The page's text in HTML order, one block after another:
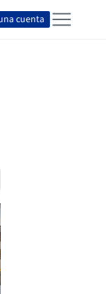
cuenta